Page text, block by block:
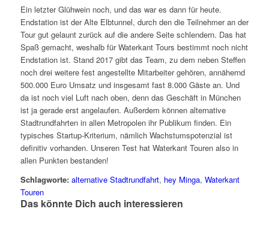
Ein letzter Glühwein noch, und das war es dann für heute.
Endstation ist der Alte Elbtunnel, durch den die Teilnehmer an der
Tour gut gelaunt zurück auf die andere Seite schlendern. Das hat
Spaß gemacht, weshalb für Waterkant Tours bestimmt noch nicht
Endstation ist. Stand 2017 gibt das Team, zu dem neben Steffen
noch drei weitere fest angestellte Mitarbeiter gehören, annähernd
500.000 Euro Umsatz und insgesamt fast 8.000 Gäste an. Und
da ist noch viel Luft nach oben, denn das Geschäft in München
ist ja gerade erst angelaufen. Außerdem können alternative
Stadtrundfahrten in allen Metropolen ihr Publikum finden. Ein
typisches Startup-Kriterium, nämlich Wachstumspotenzial ist
definitiv vorhanden. Unseren Test hat Waterkant Touren also in
allen Punkten bestanden!
Schlagworte: alternative Stadtrundfahrt, hey Minga, Waterkant
Touren
Das könnte Dich auch interessieren